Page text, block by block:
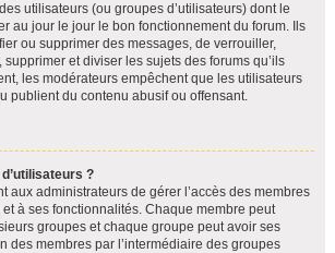
utilisateurs (ou groupes d’utilisateurs) dont le
au jour le jour le bon fonctionnement du forum. Ils
ou supprimer des messages, de verrouiller,
et diviser les sujets des forums qu’ils
les modérateurs empêchent que les utilisateurs
publient du contenu abusif ou offensant.
?
aux administrateurs de gérer l’accès des membres
à ses fonctionnalités. Chaque membre peut
groupes et chaque groupe peut avoir ses
des membres par l’intermédiaire des groupes